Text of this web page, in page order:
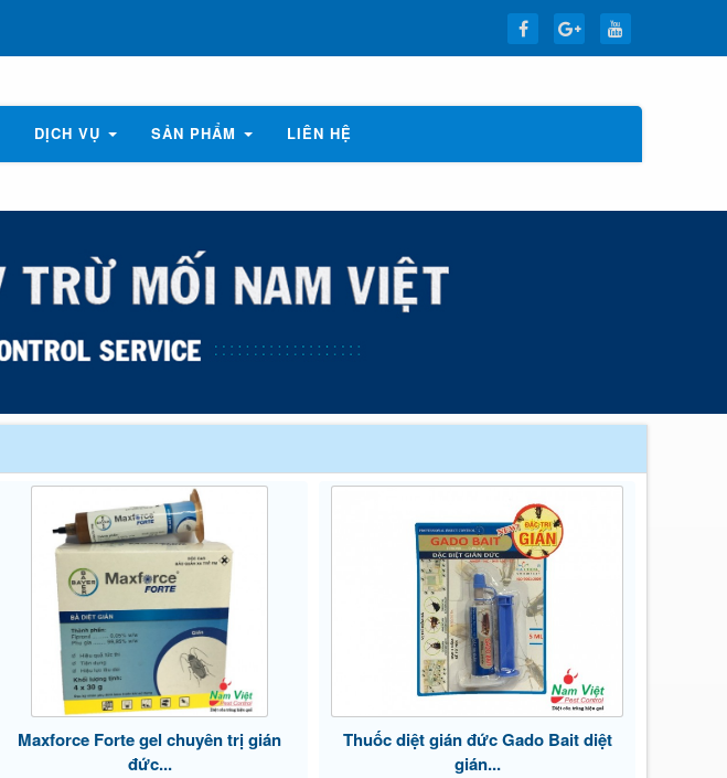
DỊCH VỤ SẢN PHẨM LIÊN HỆ
Maxforce Forte gel chuyên trị gián
đức...
Thuốc diệt gián đức Gado Bait diệt
gián...